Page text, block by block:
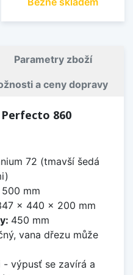
Parametry zboží
a ceny dopravy
860
72 (tmavší šedá
mm
x 440 x 200 mm
450 mm
vana dřezu může
- výpusť se zavírá a